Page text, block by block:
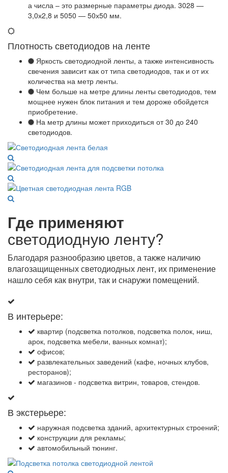
а числа – это размерные параметры диода. 3028 —
3,0х2,8 и 5050 — 50х50 мм.
Плотность светодиодов на ленте
Яркость светодиодной ленты, а также интенсивность
свечения зависит как от типа светодиодов, так и от их
количества на метр ленты.
Чем больше на метре длины ленты светодиодов, тем
мощнее нужен блок питания и тем дороже обойдется
приобретение.
На метр длины может приходиться от 30 до 240
светодиодов.
Где применяют
светодиодную ленту?
Благодаря разнообразию цветов, а также наличию
влагозащищенных светодиодных лент, их применение
нашло себя как внутри, так и снаружи помещений.
В интерьере:
квартир (подсветка потолков, подсветка полок, ниш,
арок, подсветка мебели, ванных комнат);
офисов;
развлекательных заведений (кафе, ночных клубов,
ресторанов);
магазинов - подсветка витрин, товаров, стендов.
В экстерьере:
наружная подсветка зданий, архитектурных строений;
конструкции для рекламы;
автомобильный тюнинг.